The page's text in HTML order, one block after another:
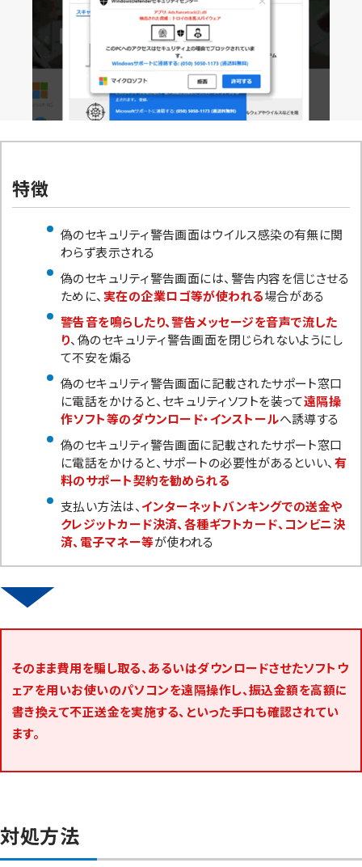
特徴
偽のセキュリティ警告画面はウイルス感染の有無に関
わらず表示される
偽のセキュリティ警告画面には、警告内容を信じさせる
ために、 実在の企業ロゴ等が使われる場合がある
警告音を鳴らしたり、警告メッセージを音声で流した
り、偽のセキュリティ警告画面を閉じられないようにし
て不安を煽る
偽のセキュリティ警告画面に記載されたサポート窓口
に電話をかけると、セキュリティソフトを装って遠隔操
作ソフト等のダウンロード・インストールへ誘導する
偽のセキュリティ警告画面に記載されたサポート窓口
に電話をかけると、サポートの必要性があるといい、 有
料のサポート契約を勧められる
支払い方法は、 インターネットバンキングでの送金や
クレジットカード決済、各種ギフトカード、コンビニ決
済、電子マネー等が使われる
↓
そのまま費用を騙し取る、あるいはダウンロードさせたソフトウ
ェアを用いお使いのパソコンを遠隔操作し、振込金額を高額に
書き換えて不正送金を実施する、といった手口も確認されてい
ます。
対処方法